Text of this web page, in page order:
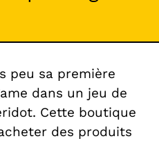
peu sa première
dans un jeu de
Cette boutique
des produits